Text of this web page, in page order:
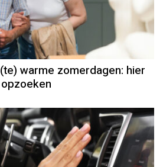
warme zomerdagen: hier